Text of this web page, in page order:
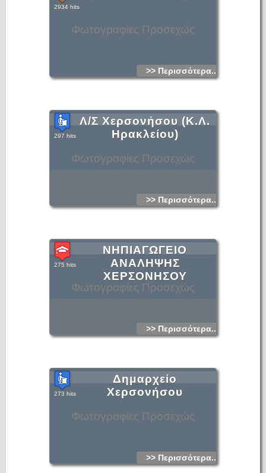
Φωτογραφίες Προσεχώς
2934 hits
>> Περισσότερα...
Φωτογραφίες Προσεχώς
Λ/Σ Χερσονήσου (Κ.Λ.
Ηρακλείου)
297 hits
>> Περισσότερα...
Φωτογραφίες Προσεχώς
ΝΗΠΙΑΓΩΓΕΙΟ
ΑΝΑΛΗΨΗΣ
ΧΕΡΣΟΝΗΣΟΥ
275 hits
>> Περισσότερα...
Φωτογραφίες Προσεχώς
Δημαρχείο
Χερσονήσου
273 hits
>> Περισσότερα...